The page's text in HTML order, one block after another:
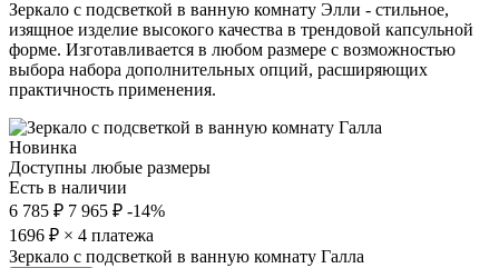
Зеркало с подсветкой в ванную комнату Элли - стильное,
изящное изделие высокого качества в трендовой капсульной
форме. Изготавливается в любом размере с возможностью
выбора набора дополнительных опций, расширяющих
практичность применения.
Новинка
Доступны любые размеры
Есть в наличии
6 785 ₽ 7 965 ₽ -14%
1696 ₽ × 4 платежа
Зеркало с подсветкой в ванную комнату Галла